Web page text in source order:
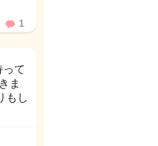
1
って
ま
もし